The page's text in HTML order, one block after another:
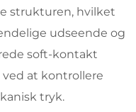
strukturen, hvilket
udseende og
soft-kontakt
at kontrollere
tryk.